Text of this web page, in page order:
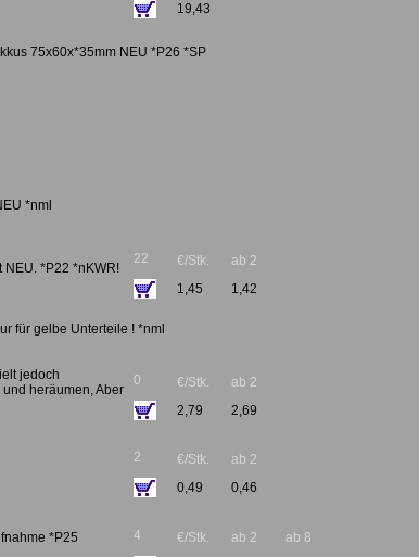
19,43
75x60x*35mm NEU *P26 *SP
*nml
NEU. *P22 *nKWR!
22
€/Stk.
1,45
ab 2
1,42
für gelbe Unterteile ! *nml
jedoch
heräumen, Aber
0
€/Stk.
2,79
ab 2
2,69
2
€/Stk.
0,49
ab 2
0,46
*P25
4
€/Stk.
ab 2
ab 8